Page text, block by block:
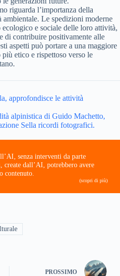
riguarda l’importanza della
ambientale. Le spedizioni moderne
e sociale delle loro attività,
di contribuire positivamente alle
aspetti può portare a una maggiore
etico e rispettoso verso le
approfondisce le attività
alpinistica di Guido Machetto,
Sella ricordi fotografici.
senza interventi da parte
create dall’AI, potrebbero avere
contenuto.
(scopri di più)
PROSSIMO